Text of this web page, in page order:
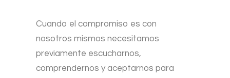
Cuando el compromiso es con
nosotros mismos necesitamos
previamente escucharnos,
comprendernos y aceptarnos para